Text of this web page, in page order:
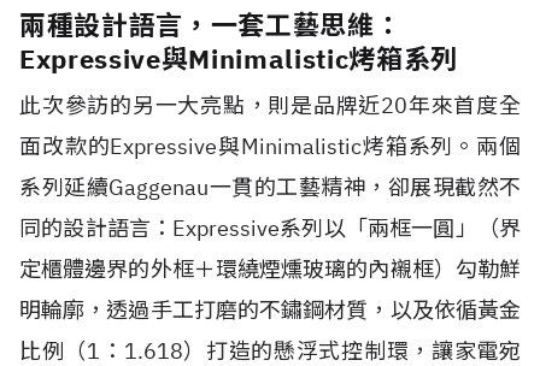
兩種設計語言，一套工藝思維：
Expressive與Minimalistic烤箱系列
此次參訪的另一大亮點，則是品牌近20年來首度全
面改款的Expressive與Minimalistic烤箱系列。兩個
系列延續Gaggenau一貫的工藝精神，卻展現截然不
同的設計語言：Expressive系列以「兩框一圓」（界
定櫃體邊界的外框＋環繞煙燻玻璃的內襯框）勾勒鮮
明輪廓，透過手工打磨的不鏽鋼材質，以及依循黃金
比例（1：1.618）打造的懸浮式控制環，讓家電宛